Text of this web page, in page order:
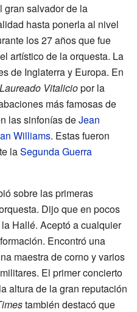
gran salvador de la
hasta ponerla al nivel
los 27 años que fue
artístico de la orquesta. La
de Inglaterra y Europa. En
Vitaliciopor la
más famosas de
las sinfonías deJean
Williams. Estas fueron
laSegunda Guerra
sobre las primeras
Dijo que en pocos
Hallé. Aceptó a cualquier
Encontró una
maestra de corno y varios
El primer concierto
altura de la gran reputación
también destacó que